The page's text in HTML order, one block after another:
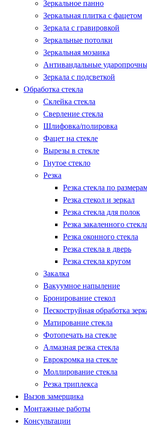
Зеркальное панно
Зеркальная плитка с фацетом
Зеркала с гравировкой
Зеркальные потолки
Зеркальная мозаика
Антивандальные
Зеркала с подсветкой
Обработка стекла
Склейка стекла
Сверление стекла
Шлифовка/полировка
Фацет на стекле
Вырезы в стекле
Гнутое стекло
Резка
Резка стекла по
Резка стекол и зеркал
Резка стекла для полок
Резка закаленного стекла
Резка оконного стекла
Резка стекла в дверь
Резка стекла кругом
Закалка
Вакуумное напыление
Бронирование стекол
Пескоструйная обработка
Матирование стекла
Фотопечать на стекле
Алмазная резка стекла
Еврокромка на стекле
Моллирование стекла
Резка триплекса
Вызов замерщика
Монтажные работы
Консультации